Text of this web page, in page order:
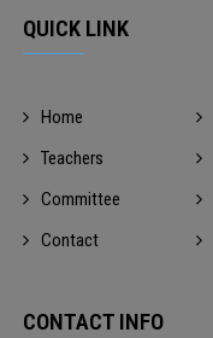
QUICK LINK
Home
Teachers
Committee
Contact
CONTACT INFO